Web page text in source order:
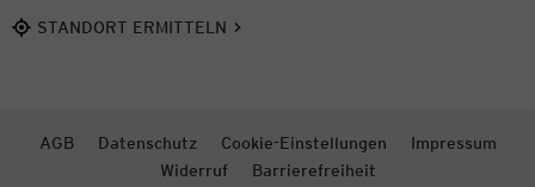
STANDORT ERMITTELN
AGB Datenschutz Cookie-Einstellungen
Impressum
Widerruf
Barrierefreiheit